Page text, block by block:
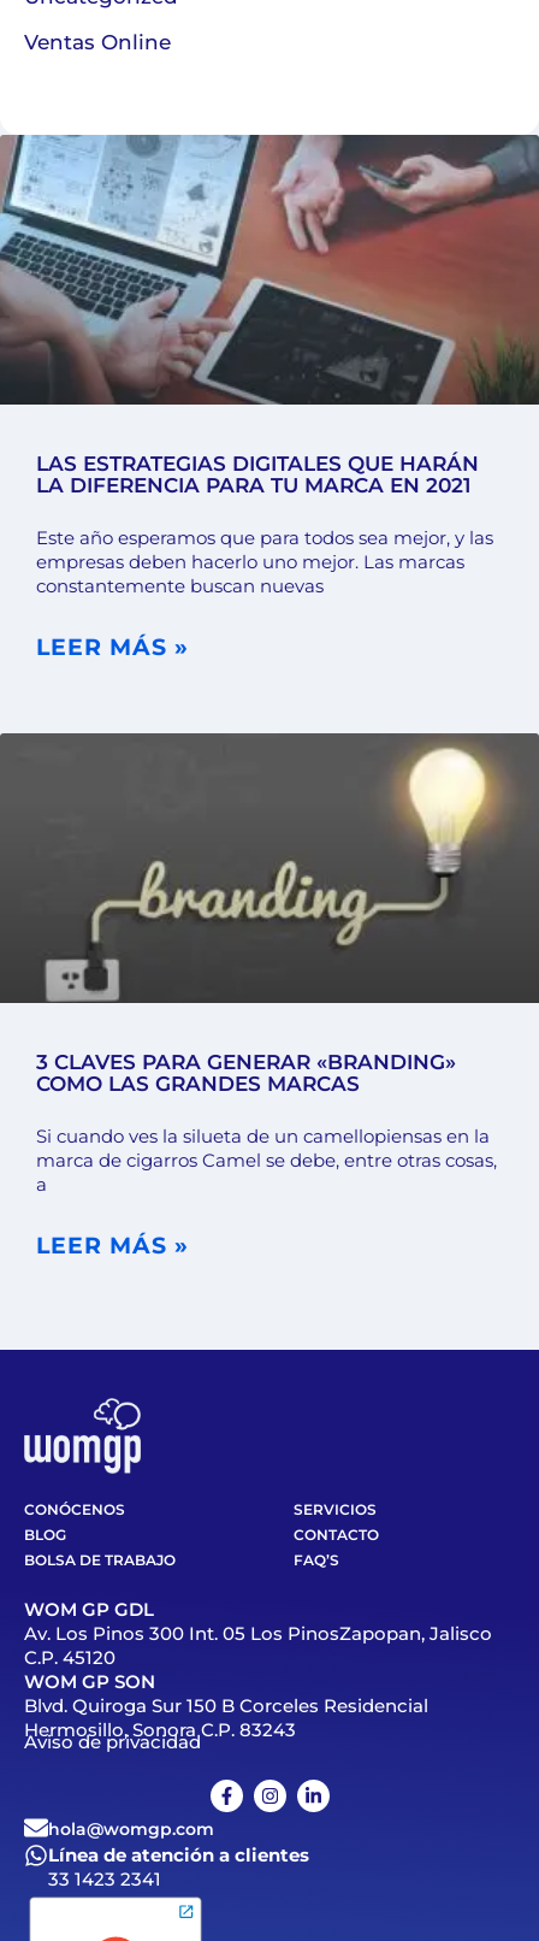
Ventas Online
LAS ESTRATEGIAS DIGITALES QUE HARÁN
LA DIFERENCIA PARA TU MARCA EN 2021
Este año esperamos que para todos sea mejor, y las
empresas deben hacerlo uno mejor. Las marcas
constantemente buscan nuevas
LEER MÁS »
3 CLAVES PARA GENERAR «BRANDING»
COMO LAS GRANDES MARCAS
Si cuando ves la silueta de un camellopiensas en la
marca de cigarros Camel se debe, entre otras cosas,
a
LEER MÁS »
CONÓCENOS
SERVICIOS
BLOG
CONTACTO
BOLSA DE TRABAJO
FAQ’S
WOM GP GDL
Av. Los Pinos 300 Int. 05 Los PinosZapopan, Jalisco
C.P. 45120
WOM GP SON
Blvd. Quiroga Sur 150 B Corceles Residencial
Hermosillo, Sonora C.P. 83243
Aviso de privacidad
hola@womgp.com
Línea de atención a clientes
33 1423 2341